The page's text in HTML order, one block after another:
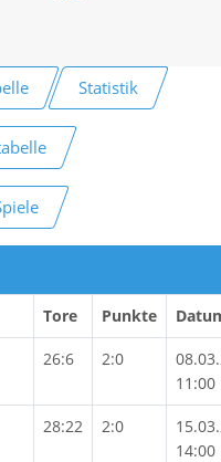
Statistik
Tore Punkte
26:6 2:0
11:00
28:22 2:0
14:00